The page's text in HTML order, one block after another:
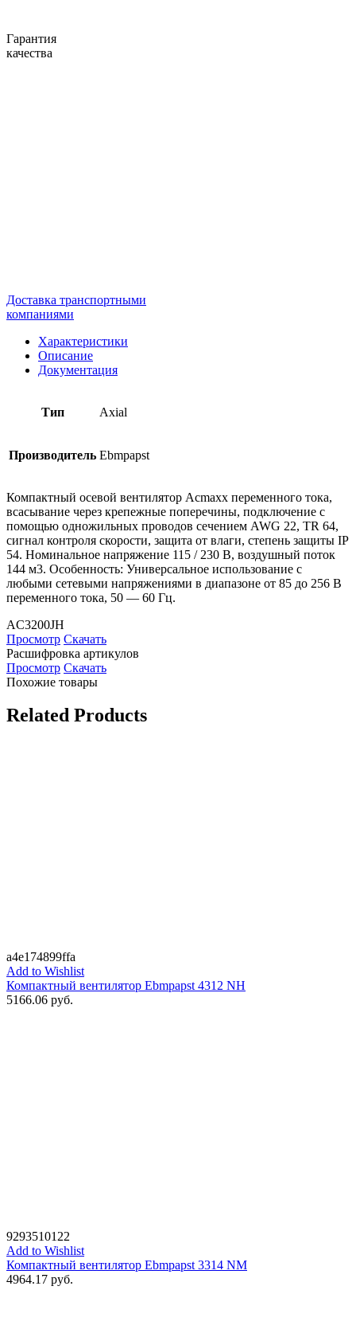
Гарантия
качества
Доставка транспортными
компаниями
Характеристики
Описание
Документация
Тип Axial
Производитель Ebmpapst
Компактный осевой вентилятор Acmaxx переменного тока,
всасывание через крепежные поперечины, подключение с
помощью одножильных проводов сечением AWG 22, TR 64,
сигнал контроля скорости, защита от влаги, степень защиты IP
54. Номинальное напряжение 115 / 230 В, воздушный поток
144 м3. Особенность: Универсальное использование с
любыми сетевыми напряжениями в диапазоне от 85 до 256 В
переменного тока, 50 — 60 Гц.
AC3200JH
Просмотр Скачать
Расшифровка артикулов
Просмотр Скачать
Похожие товары
Related Products
a4e174899ffa
Add to Wishlist
Компактный вентилятор Ebmpapst 4312 NH
5166.06 руб.
9293510122
Add to Wishlist
Компактный вентилятор Ebmpapst 3314 NM
4964.17 руб.